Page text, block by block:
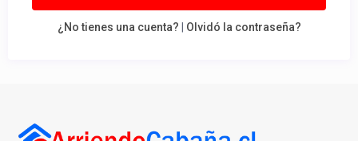
¿No tienes una cuenta? Olvidó la contraseña?